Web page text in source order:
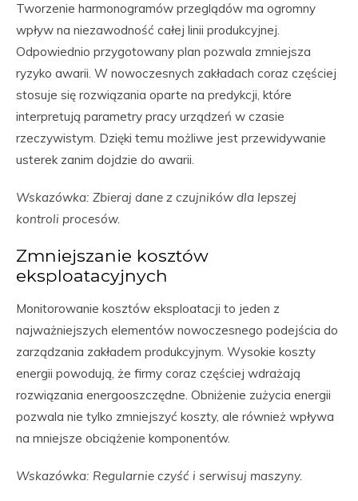
Tworzenie harmonogramów przeglądów ma ogromny
wpływ na niezawodność całej linii produkcyjnej.
Odpowiednio przygotowany plan pozwala zmniejsza
ryzyko awarii. W nowoczesnych zakładach coraz częściej
stosuje się rozwiązania oparte na predykcji, które
interpretują parametry pracy urządzeń w czasie
rzeczywistym. Dzięki temu możliwe jest przewidywanie
usterek zanim dojdzie do awarii.
Wskazówka: Zbieraj dane z czujników dla lepszej
kontroli procesów.
Zmniejszanie kosztów
eksploatacyjnych
Monitorowanie kosztów eksploatacji to jeden z
najważniejszych elementów nowoczesnego podejścia do
zarządzania zakładem produkcyjnym. Wysokie koszty
energii powodują, że firmy coraz częściej wdrażają
rozwiązania energooszczędne. Obniżenie zużycia energii
pozwala nie tylko zmniejszyć koszty, ale również wpływa
na mniejsze obciążenie komponentów.
Wskazówka: Regularnie czyść i serwisuj maszyny.